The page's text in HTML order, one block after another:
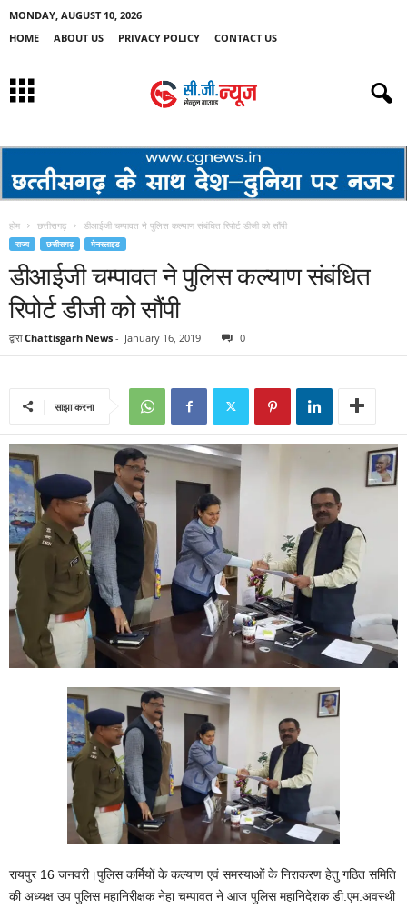
MONDAY, AUGUST 10, 2026
HOME
ABOUT US PRIVACY POLICY CONTACT US
होम छत्तीसगढ़ डीआईजी चम्पावत ने पुलिस कल्याण संबंधित रिपोर्ट डीजी को सौंपी
राज्य छत्तीसगढ़ मेनस्लाइड
डीआईजी चम्पावत ने पुलिस कल्याण संबंधित
रिपोर्ट डीजी को सौंपी
द्वारा Chattisgarh News - January 16, 2019 0
साझा करना
रायपुर 16 जनवरी।पुलिस कर्मियों के कल्याण एवं समस्याओं के निराकरण हेतु गठित समिति
की अध्यक्ष उप पुलिस महानिरीक्षक नेहा चम्पावत ने आज पुलिस महानिदेशक डी.एम.अवस्थी